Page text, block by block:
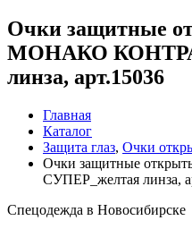
Очки защитные
МОНАКО
линза, арт.15036
Главная
Каталог
Защита глаз, Очки
Очки защитные
СУПЕР_желтая линза,
Спецодежда в Новосибирске